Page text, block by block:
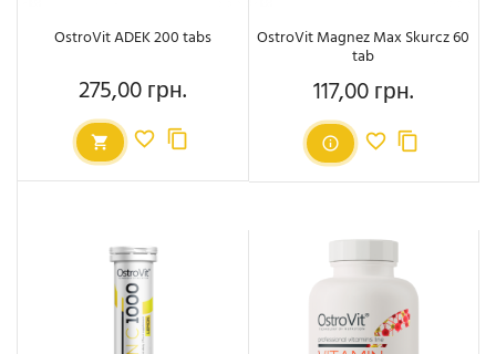
OstroVit ADEK 200 tabs
Ціна
275,00 грн.
OstroVit Magnez Max Skurcz 60
tab
Ціна
117,00 грн.